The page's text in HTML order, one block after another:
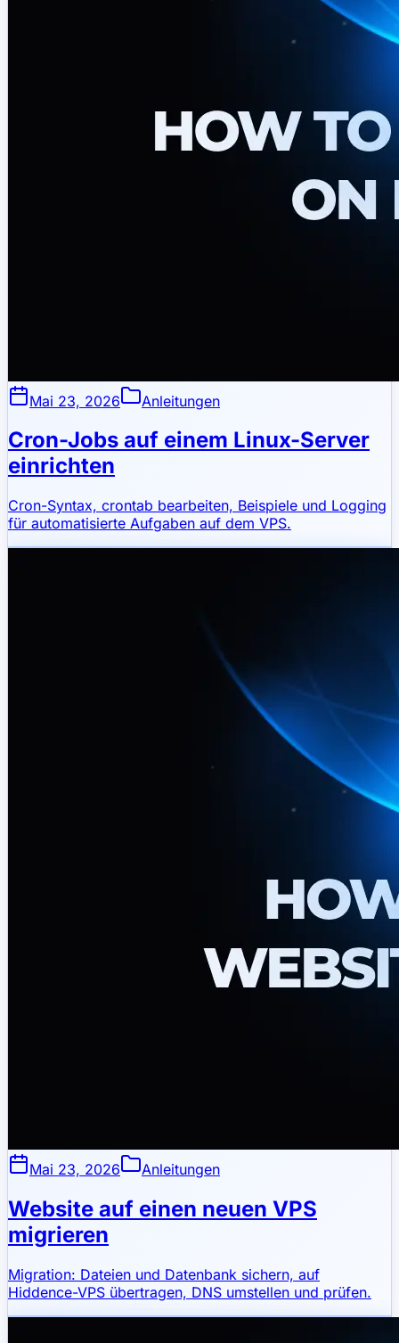
Mai 23, 2026 Anleitungen
Cron-Jobs auf einem Linux-Server
einrichten
Cron-Syntax, crontab bearbeiten, Beispiele und Logging
für automatisierte Aufgaben auf dem VPS.
Mai 23, 2026 Anleitungen
Website auf einen neuen VPS
migrieren
Migration: Dateien und Datenbank sichern, auf
Hiddence-VPS übertragen, DNS umstellen und prüfen.